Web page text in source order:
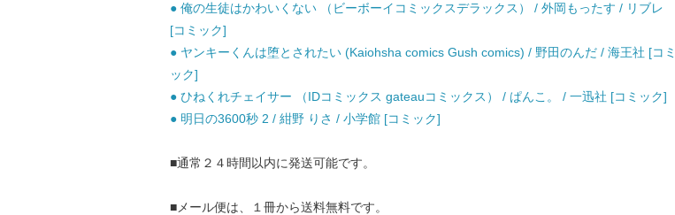
● 俺の生徒はかわいくない （ビーボーイコミックスデラックス） / 外岡もったす / リブレ
[コミック]
● ヤンキーくんは堕とされたい (Kaiohsha comics Gush comics) / 野田のんだ / 海王社 [コミ
ック]
● ひねくれチェイサー （IDコミックス gateauコミックス） / ぱんこ。 / 一迅社 [コミック]
● 明日の3600秒 2 / 紺野 りさ / 小学館 [コミック]
■通常２４時間以内に発送可能です。
■メール便は、１冊から送料無料です。